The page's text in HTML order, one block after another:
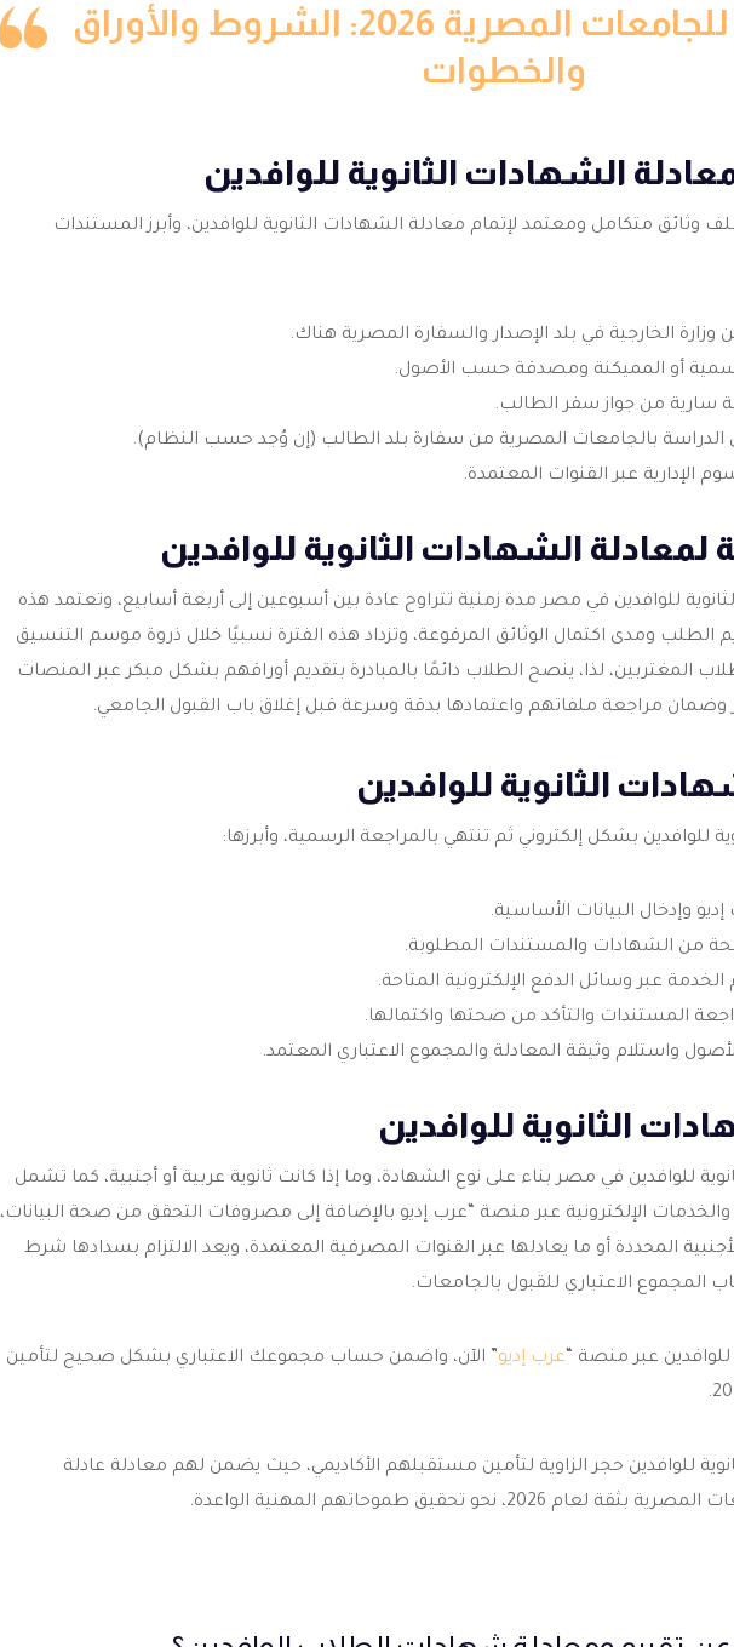
دليل التقديم للجامعات المصرية 2026: الشروط والأوراق
والخطوات
الشهادات الثانوية للوافدين
وثائق متكامل ومعتمد لإتمام معادلة الشهادات الثانوية للوافدين، وأبرز المستندات
الخارجية في بلد الإصدار والسفارة المصرية هناك.
أو المميكنة ومصدقة حسب الأصول.
سارية من جواز سفر الطالب.
بالجامعات المصرية من سفارة بلد الطالب (إن وُجد حسب النظام).
الإدارية عبر القنوات المعتمدة.
لمعادلة الشهادات الثانوية للوافدين
للوافدين في مصر مدة زمنية تتراوح عادة بين أسبوعين إلى أربعة أسابيع، وتعتمد هذه
ومدى اكتمال الوثائق المرفوعة، وتزداد هذه الفترة نسبيًا خلال ذروة موسم التنسيق
المغتربين، لذا، ينصح الطلاب دائمًا بالمبادرة بتقديم أوراقهم بشكل مبكر عبر المنصات
وضمان مراجعة ملفاتهم واعتمادها بدقة وسرعة قبل إغلاق باب القبول الجامعي.
الثانوية للوافدين
للوافدين بشكل إلكتروني ثم تنتهي بالمراجعة الرسمية، وأبرزها:
وإدخال البيانات الأساسية.
من الشهادات والمستندات المطلوبة.
عبر وسائل الدفع الإلكترونية المتاحة.
المستندات والتأكد من صحتها واكتمالها.
واستلام وثيقة المعادلة والمجموع الاعتباري المعتمد.
الثانوية للوافدين
للوافدين في مصر بناء على نوع الشهادة، وما إذا كانت ثانوية عربية أو أجنبية، كما تشمل
الإلكترونية عبر منصة “عرب إديو بالإضافة إلى مصروفات التحقق من صحة البيانات،
المحددة أو ما يعادلها عبر القنوات المصرفية المعتمدة، ويعد الالتزام بسدادها شرط
الاعتباري للقبول بالجامعات.
عبر منصة “ عرب إديو” الآن، واضمن حساب مجموعك الاعتباري بشكل صحيح لتأمين
للوافدين حجر الزاوية لتأمين مستقبلهم الأكاديمي، حيث يضمن لهم معادلة عادلة
نحو تحقيق طموحاتهم المهنية الواعدة.